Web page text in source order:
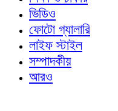
ভিডিও
ফোটো গ্যালারি
লাইফ স্টাইল
সম্পাদকীয়
আরও